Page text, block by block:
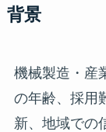
背景
機械製造・産
の年齢、採用
新、地域での